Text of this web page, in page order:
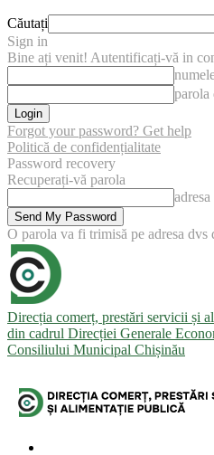
Căutați
Sign in
Bine ați venit! Autentificați-vă in
parola
Forgot your password? Get help
Politică de confidențialitate
Password recovery
Recuperați-vă parola
O parola va fi trimisă pe adresa dvs
Direcția comerț, prestări servicii și
din cadrul Direcției Generale
Consiliului Municipal Chișinău